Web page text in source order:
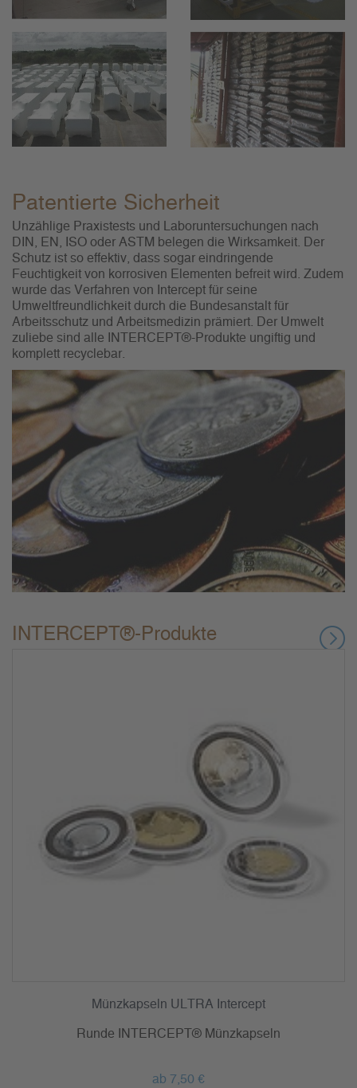
Patentierte Sicherheit
Unzählige Praxistests und Laboruntersuchungen nach
DIN, EN, ISO oder ASTM belegen die Wirksamkeit. Der
Schutz ist so effektiv, dass sogar eindringende
Feuchtigkeit von korrosiven Elementen befreit wird. Zudem
wurde das Verfahren von Intercept für seine
Umweltfreundlichkeit durch die Bundesanstalt für
Arbeitsschutz und Arbeitsmedizin prämiert. Der Umwelt
zuliebe sind alle INTERCEPT®-Produkte ungiftig und
komplett recyclebar.
INTERCEPT®-Produkte
Münzkapseln ULTRA Intercept
Runde INTERCEPT® Münzkapseln
ab 7,50 €